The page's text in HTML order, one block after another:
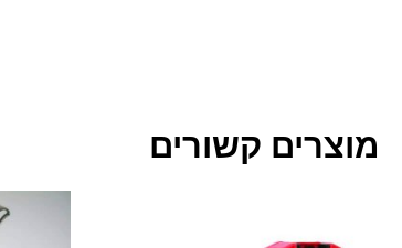
מוצרים קשורים